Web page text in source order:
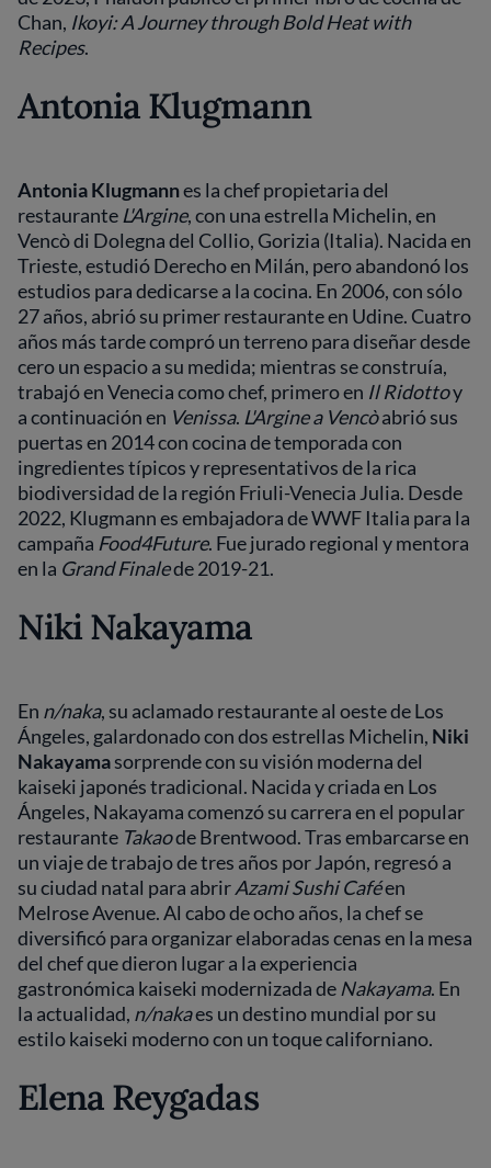
Chan, Ikoyi: A Journey through Bold Heat with
Recipes.
Antonia Klugmann
Antonia Klugmannes la chef propietaria del
restaurante L'Argine, con una estrella Michelin, en
Vencò di Dolegna del Collio, Gorizia (Italia). Nacida en
Trieste, estudió Derecho en Milán, pero abandonó los
estudios para dedicarse a la cocina. En 2006, con sólo
27 años, abrió su primer restaurante en Udine. Cuatro
años más tarde compró un terreno para diseñar desde
cero un espacio a su medida; mientras se construía,
trabajó en Venecia como chef, primero en Il Ridottoy
a continuación en Venissa. L'Argine a Vencòabrió sus
puertas en 2014 con cocina de temporada con
ingredientes típicos y representativos de la rica
biodiversidad de la región Friuli-Venecia Julia. Desde
2022, Klugmann es embajadora de WWF Italia para la
campaña Food4Future. Fue jurado regional y mentora
en la Grand Finalede 2019-21.
Niki Nakayama
En n/naka, su aclamado restaurante al oeste de Los
Ángeles, galardonado con dos estrellas Michelin, Niki
Nakayamasorprende con su visión moderna del
kaiseki japonés tradicional. Nacida y criada en Los
Ángeles, Nakayama comenzó su carrera en el popular
restaurante Takaode Brentwood. Tras embarcarse en
un viaje de trabajo de tres años por Japón, regresó a
su ciudad natal para abrirAzami Sushi Caféen
Melrose Avenue. Al cabo de ocho años, la chef se
diversificó para organizar elaboradas cenas en la mesa
del chef que dieron lugar a la experiencia
gastronómica kaiseki modernizada de Nakayama. En
la actualidad, n/nakaes un destino mundial por su
estilo kaiseki moderno con un toque californiano.
Elena Reygadas